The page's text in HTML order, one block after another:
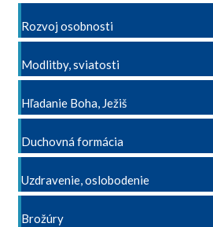
Rozvoj osobnosti
Modlitby, sviatosti
Hľadanie Boha, Ježiš
Duchovná formácia
Uzdravenie, oslobodenie
Brožúry